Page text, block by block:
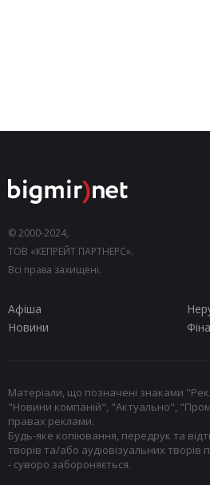
© 2000-2024,
ТОВ «КЕПРЕЙТ ПАРТНЕРС».
Всі права захищені.
Афіша
Новини
Матеріали, що позначені знаками
"Новини компаній", "Актуально",
правах реклами.
Будь-яке копіювання, передрук та
творів та/або аудіовізуальних
- суворо забороняється.